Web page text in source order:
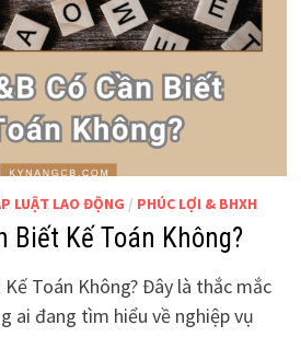
LUẬT LAO ĐỘNG / PHÚC LỢI & BHXH
Biết Kế Toán Không?
Kế Toán Không? Đây là thắc mắc
ai đang tìm hiểu về nghiệp vụ